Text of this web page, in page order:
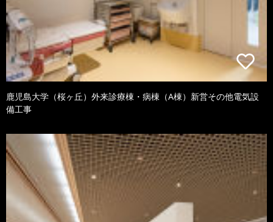
鹿児島大学（桜ヶ丘）外来診療棟・病棟（A棟）新営その他電気設
備工事